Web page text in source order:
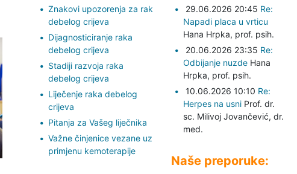
Znakovi upozorenja za rak
debelog crijeva
Dijagnosticiranje raka
debelog crijeva
Stadiji razvoja raka
debelog crijeva
Liječenje raka debelog
crijeva
Pitanja za Vašeg liječnika
Važne činjenice vezane uz
primjenu kemoterapije
29.06.2026 20:45 Re:
Napadi placa u vrticu
Hana Hrpka, prof. psih.
20.06.2026 23:35 Re:
Odbijanje nuzde Hana
Hrpka, prof. psih.
10.06.2026 10:10 Re:
Herpes na usni Prof. dr.
sc. Milivoj Jovančević, dr.
med.
Naše preporuke: